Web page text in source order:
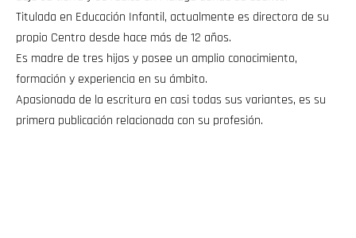
Titulada en Educación Infantil, actualmente es directora de su
propio Centro desde hace más de 12 años.
Es madre de tres hijos y posee un amplio conocimiento,
formación y experiencia en su ámbito.
Apasionada de la escritura en casi todas sus variantes, es su
primera publicación relacionada con su profesión.